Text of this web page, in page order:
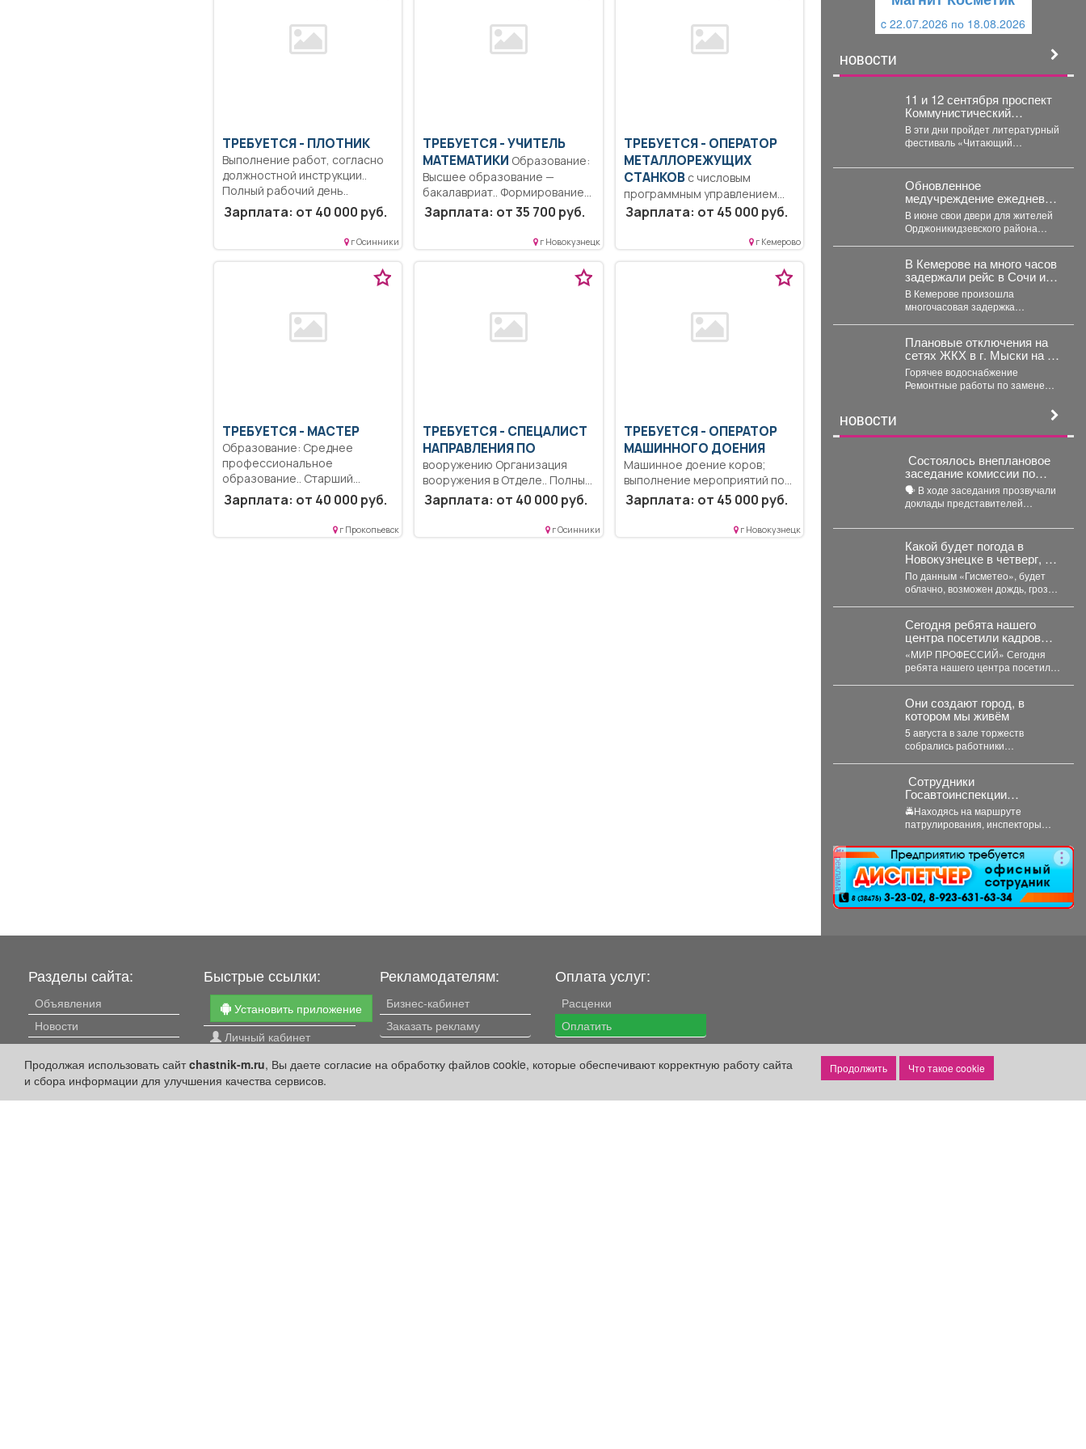
ТРЕБУЕТСЯ - ПЛОТНИК
Выполнение работ, согласно
должностной инструкции..
Полный рабочий день..
Зарплата: от 40 000 руб.
г Осинники
ТРЕБУЕТСЯ - УЧИТЕЛЬ
МАТЕМАТИКИ
Высшее образование —
бакалавриат.. Формирование
способности к логическому...
Зарплата: от 35 700 руб.
г Новокузнецк
ТРЕБУЕТСЯ - ОПЕРАТОР
МЕТАЛЛОРЕЖУЩИХ
СТАНКОВс числовым
программным управлением
Образование: Среднее
профессиональное.
дисциплинированность..
Зарплата: от 45 000 руб.
г Кемерово
ТРЕБУЕТСЯ - МАСТЕР
Образование: Среднее
профессиональное
образование.. Старший
мастер АВР. Работа с...
Зарплата: от 40 000 руб.
г Прокопьевск
ТРЕБУЕТСЯ - СПЕЦАЛИСТ
НАПРАВЛЕНИЯ ПО
вооружению Организация
вооружения в Отделе.. Полный
рабочий день..
Зарплата: от 40 000 руб.
г Осинники
ТРЕБУЕТСЯ - ОПЕРАТОР
МАШИННОГО ДОЕНИЯ
Машинное доение коров;
выполнение мероприятий по
повышению молочной
продуктивности коров.....
Зарплата: от 45 000 руб.
г Новокузнецк
c 29.07.2026 по 25.08.2026
НОВОСТИ
11 и 12 сентября проспект
Коммунистический
превратится в огромную
литературную сцену под
открытым небом.
В эти дни пройдет литературный
фестиваль «Читающий
Обновленное
медучреждение ежедневно
принимает по 180
пациентов.
В июне свои двери для жителей
Орджоникидзевского района
В Кемерове на много часов
задержали рейс в Сочи из-
за опасности
В Кемерове произошла
многочасовая задержка
Утром в четверг,...
Плановые отключения на
сетях ЖКХ в г. Мыски на 07
августа 2026 г.
Горячее водоснабжение
Ремонтные работы по замене
НОВОСТИ
Состоялось внеплановое
заседание комиссии по
предупреждению и
ликвидации чрезвычайных
ситуаций и пожарной
безопасности
🗣️ В ходе заседания прозвучали
доклады представителей
сотрудников МЧС и мысковского
Водоканала. ...
Какой будет погода в
Новокузнецке в четверг, 6
августа?
По данным «Гисметео», будет
облачно, возможен дождь, гроза,
Сегодня ребята нашего
центра посетили кадровый
центр «Работа России»
«МИР ПРОФЕССИЙ» Сегодня
ребята нашего центра посетили
Они создают город, в
котором мы живём
5 августа в зале торжеств
собрались работники
проектировщики, руководители
и...
‍ Сотрудники
Госавтоинспекции
Березовского привлекли к
ответственности водителя
электросамоката, который
перевозил ребенка
🚔Находясь на маршруте
патрулирования, инспекторы
котором находилась мать с
ребенком без мотошлемов....
реклама
Продолжая использовать сайтchastnik-m.ru, Вы даете согласие на обработку файлов cookie, которые обеспечивают корректную работу сайта
и сбора информации для улучшения качества сервисов.
Что такое cookie
Разделы сайта:
Объявления
Новости
Компании
Афиша
Расписание занятий
Быстрые ссылки:
Установить приложение
Личный кабинет
Подать объявление
Подать объявление в
газету
Рекламодателям:
Бизнес-кабинет
Заказать рекламу
Оплата услуг:
Расценки
Оплатить
Наши ресурсы: